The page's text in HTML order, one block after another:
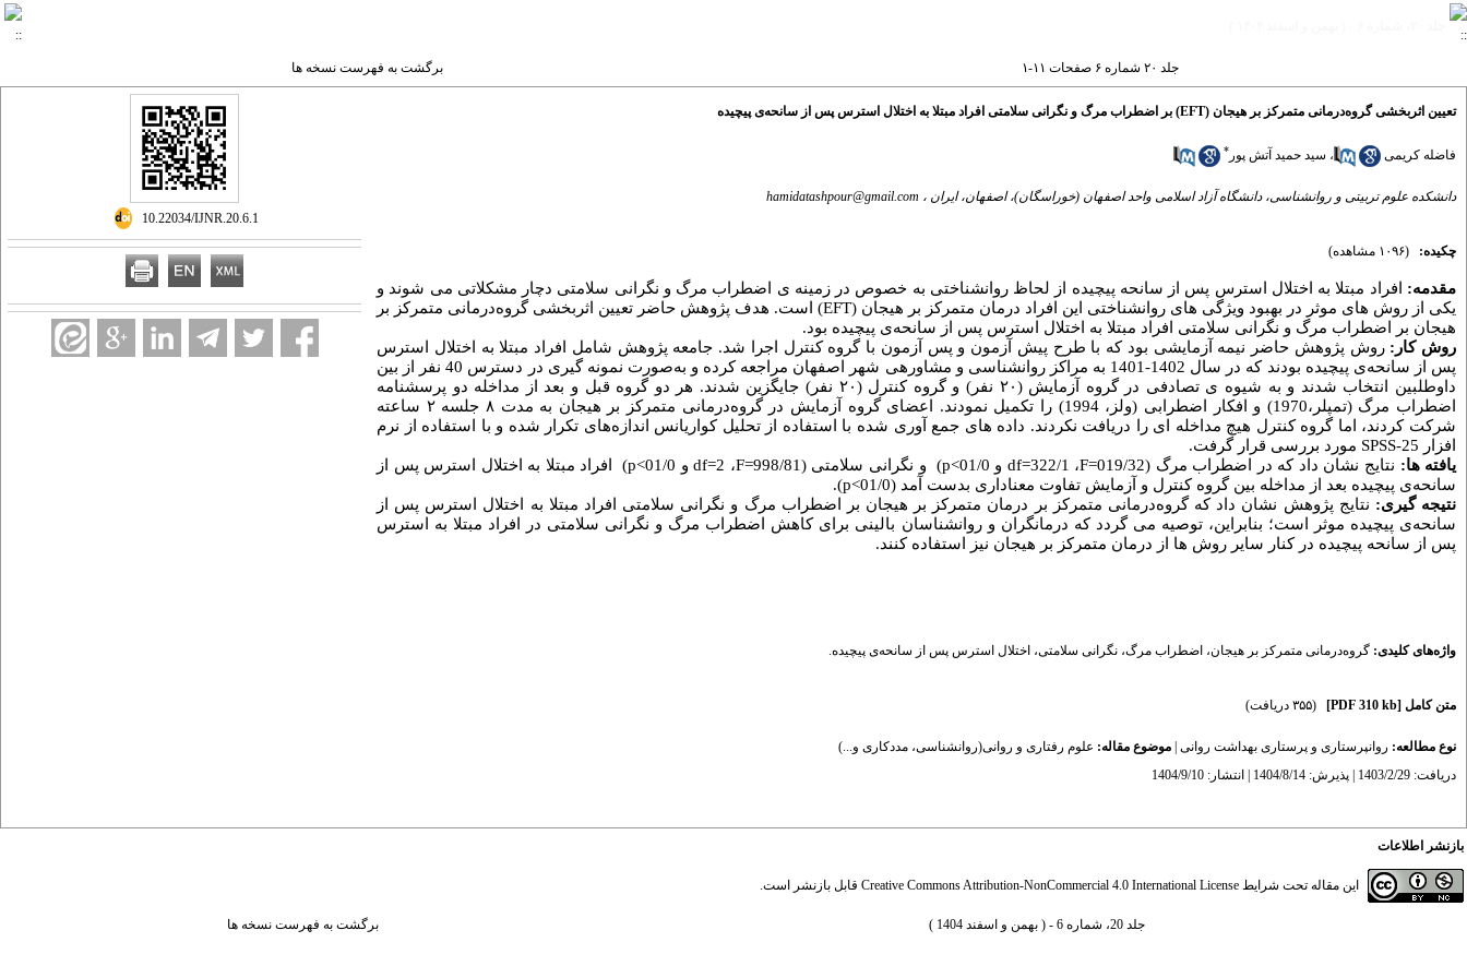
جلد ۲۰ شماره ۶ صفحات ۱۱-۱ برگشت به فهرست نسخه ها
تعیین اثربخشی گروه‌درمانی متمرکز بر هیجان (EFT) بر اضطراب مرگ و نگرانی سلامتی افراد مبتلا به اختلال استرس پس از سانحه‌ی پیچیده
فاضله کریمی ، سید حمید آتش پور *
دانشکده علوم تربیتی و روانشناسی، دانشگاه آزاد اسلامی واحد اصفهان (خوراسگان)، اصفهان، ایران ، hamidatashpour@gmail.com
چکیده: (۱۰۹۶ مشاهده)
مقدمه: افراد مبتلا به اختلال استرس پس از سانحه پیچیده از لحاظ روانشناختی به خصوص در زمینه ی اضطراب مرگ و نگرانی سلامتی دچار مشکلاتی می شوند و
یکی از روش های موثر در بهبود ویژگی های روانشناختی این افراد درمان متمرکز بر هیجان (EFT) است. هدف پژوهش حاضر تعیین اثربخشی گروه‌درمانی متمرکز بر
هیجان بر اضطراب مرگ و نگرانی سلامتی افراد مبتلا به اختلال استرس پس از سانحه‌ی پیچیده بود.
روش کار: روش پژوهش حاضر نیمه آزمایشی بود که با طرح پیش آزمون و پس آزمون با گروه کنترل اجرا شد. جامعه پژوهش شامل افراد مبتلا به اختلال استرس
پس از سانحه‌ی پیچیده بودند که در سال 1402-1401 به مراکز روانشناسی و مشاوره­ی شهر اصفهان مراجعه کرده و به‌صورت نمونه گیری در دسترس 40 نفر از بین
داوطلبین انتخاب شدند و به شیوه ی تصادفی در گروه آزمایش (۲۰ نفر) و گروه کنترل (۲۰ نفر) جایگزین شدند. هر دو گروه قبل و بعد از مداخله دو پرسشنامه
اضطراب مرگ (تمپلر،1970) و افکار اضطرابی (ولز، 1994) را تکمیل نمودند. اعضای گروه آزمایش در گروه‌درمانی متمرکز بر هیجان به مدت ۸ جلسه ۲ ساعته
شرکت کردند، اما گروه کنترل هیچ مداخله ای را دریافت نکردند. داده های جمع آوری شده با استفاده از تحلیل کواریانس اندازههای تکرار شده و با استفاده از نرم
افزار 25-
SPSS مورد بررسی قرار گرفت.
یافته ها: نتایج نشان داد که در اضطراب مرگ (019/32=
F، 322/1= df و 01/0 >
p
) و نگرانی سلامتی(998/81=
F، 2= dfو 01/0 >
p
)
افراد مبتلا به اختلال استرس پس از
سانحه‌ی پیچیده بعد از مداخله بین گروه کنترل و آزمایش تفاوت معناداری بدست آمد (01/0
p<
).
نتیجه گیری: نتایج پژوهش نشان داد کهگروه‌درمانی متمرکز بر درمان متمرکز بر هیجان بر اضطراب مرگ و نگرانی سلامتی افراد مبتلا به
اختلال استرس پس از
سانحه‌ی پیچیده موثر است؛ بنابراین، توصیه می گردد که درمانگران و روانشناسان بالینی برای کاهش اضطراب مرگ و نگرانی سلامتی در افراد مبتلا به استرس
پس از سانحه پیچیده در کنار سایر روش ها از درمان متمرکز بر هیجان نیز استفاده کنند.
واژه‌های کلیدی: گروه‌درمانی متمرکز بر هیجان، اضطراب مرگ، نگرانی سلامتی، اختلال استرس پس از سانحه‌ی پیچیده.
متن کامل [PDF 310 kb] (۳۵۵ دریافت)
نوع مطالعه: روانپرستاری و پرستاری بهداشت روانی موضوع مقاله: علوم رفتاری و روانی(روانشناسی، مددکاری و...)
دریافت: 1403/2/29 | پذیرش: 1404/8/14 | انتشار: 1404/9/10
‎ 10.22034/IJNR.20.6.1
بازنشر اطلاعات
این مقاله تحت شرایط Creative Commons Attribution-NonCommercial 4.0 International License قابل بازنشر است.
جلد 20، شماره 6 - ( بهمن و اسفند 1404 ) برگشت به فهرست نسخه ها